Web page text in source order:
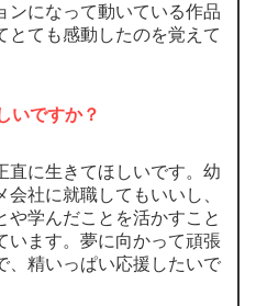
ンになって動いている作品
とても感動したのを覚えて
いですか？
直に生きてほしいです。幼
社に就職してもいいし、
や学んだことを活かすこと
います。夢に向かって頑張
、精いっぱい応援したいで